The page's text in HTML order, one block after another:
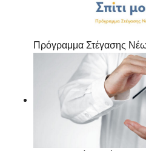
Πρόγραμμα Στέγασης